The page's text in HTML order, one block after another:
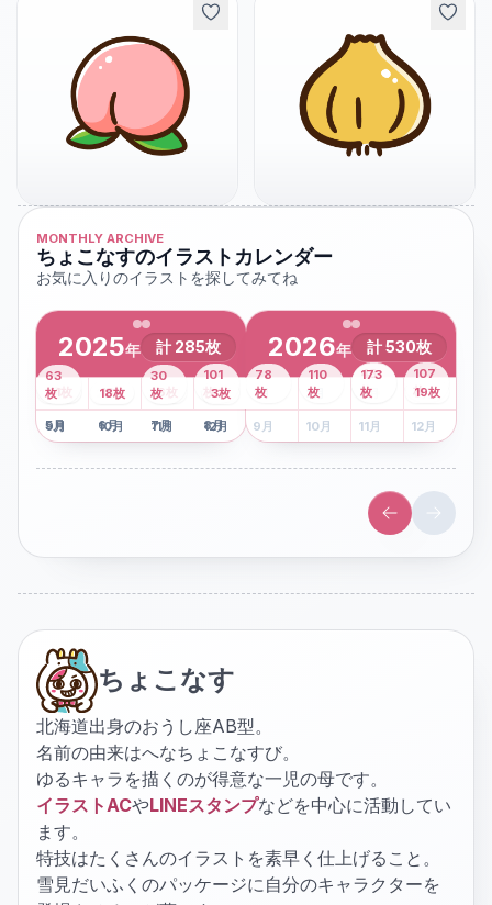
MONTHLY ARCHIVE
ちょこなすのイラストカレンダー
お気に入りのイラストを探してみてね
2025年 計 285枚
1月
2枚 2月 3月 4月
8枚
5月
41 枚
6月
13枚
7月
6枚
8月
101
枚
9月
63
枚
10月
18枚
11月
30
枚
12月
3枚
2026年 計530枚
1月 2月 3月
43
枚
4月
107
枚
5 月
78
枚
6月
110
枚
7月
173
枚
8月
19枚
9 月 10月 11月 12月
ちょこなす
北海道出身のおうし座AB型。
名前の由来はへなちょこなすび。
ゆるキャラを描くのが得意な一児の母です。
イラストACやLINEスタンプなどを中心に活動してい
ます。
特技はたくさんのイラストを素早く仕上げること。
雪見だいふくのパッケージに自分のキャラクターを